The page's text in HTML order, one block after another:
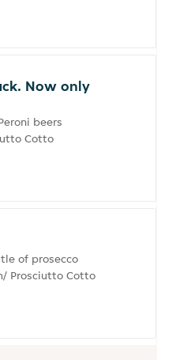
Now only
beers
Cotto
of prosecco
Prosciutto Cotto